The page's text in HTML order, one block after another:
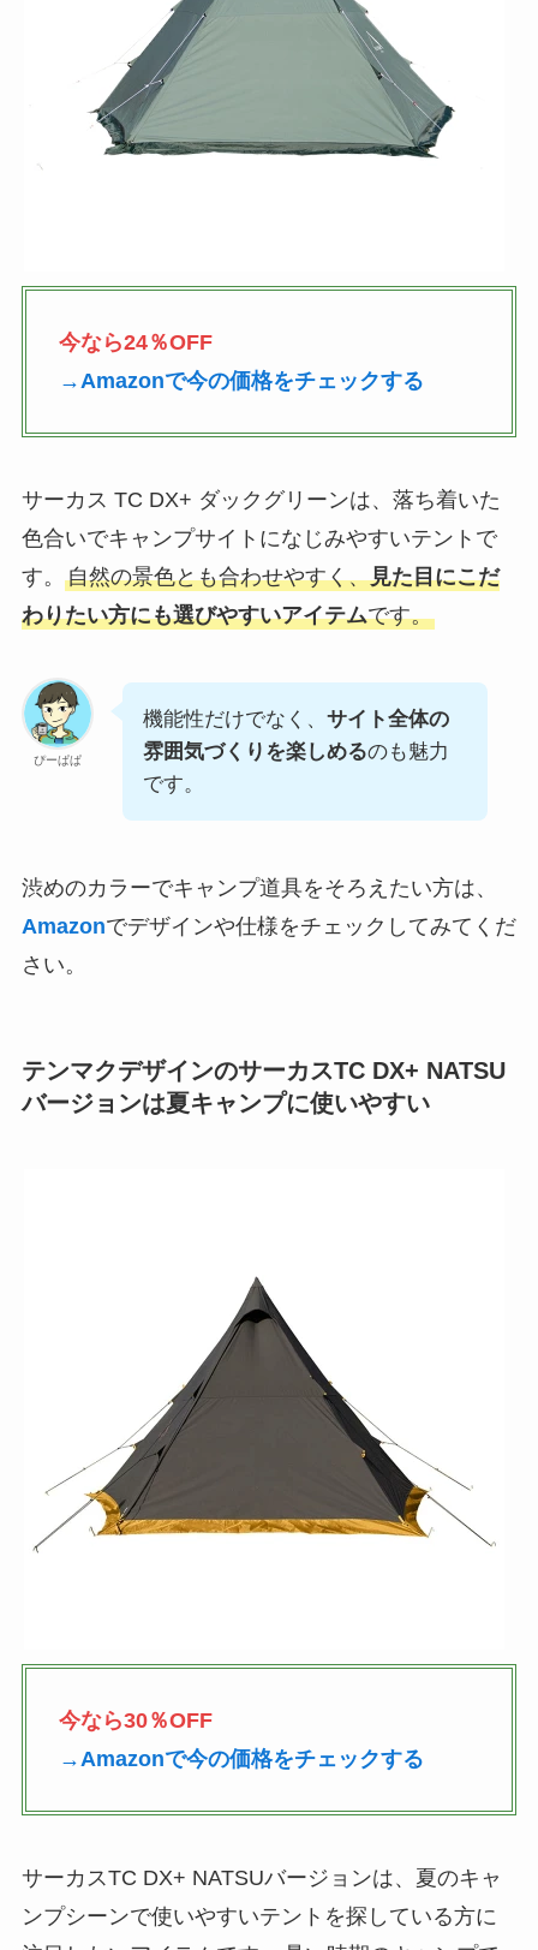
今なら24％OFF
→Amazonで今の価格をチェックする
サーカス TC DX+ ダックグリーンは、落ち着いた
色合いでキャンプサイトになじみやすいテントで
す。 自然の景色とも合わせやすく、見た目にこだ
わりたい方にも選びやすいアイテムです。
ぴーぱぱ
機能性だけでなく、 サイト全体の
雰囲気づくりを楽しめるのも魅力
です。
渋めのカラーでキャンプ道具をそろえたい方は、
Amazonでデザインや仕様をチェックしてみてくだ
さい。
テンマクデザインのサーカスTC DX+ NATSU
バージョンは夏キャンプに使いやすい
今なら30％OFF
→Amazonで今の価格をチェックする
サーカスTC DX+ NATSUバージョンは、夏のキャ
ンプシーンで使いやすいテントを探している方に